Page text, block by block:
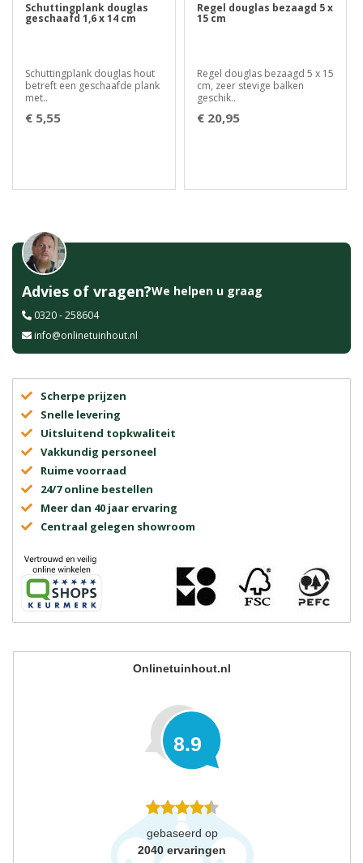
Schuttingplank douglas
geschaafd 1,6 x 14 cm
Schuttingplank douglas hout
betreft een geschaafde plank
met..
€ 5,55
Regel douglas bezaagd 5 x
15 cm
Regel douglas bezaagd 5 x 15
cm, zeer stevige balken
geschik..
€ 20,95
Advies of vragen?We helpen u graag
0320 - 258604
info@onlinetuinhout.nl
Scherpe prijzen
Snelle levering
Uitsluitend topkwaliteit
Vakkundig personeel
Ruime voorraad
24/7 online bestellen
Meer dan 40 jaar ervaring
Centraal gelegen showroom
Onlinetuinhout.nl
8.9
gebaseerd op
2040 ervaringen